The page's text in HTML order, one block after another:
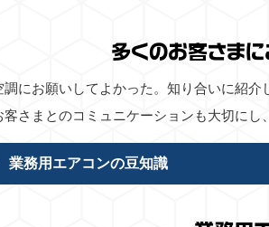
多くのお客さま
調にお願いしてよかった。知り合いに紹
客さまとのコミュニケーションも大切に
業務用エアコンの豆知識